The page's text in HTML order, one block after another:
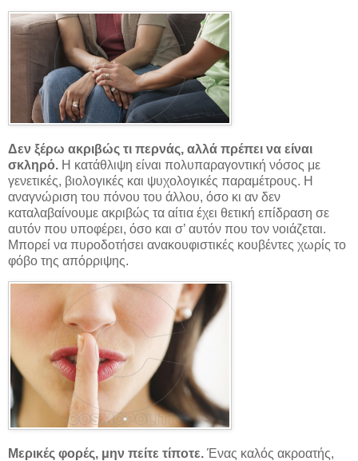
Δεν ξέρω ακριβώς τι περνάς, αλλά πρέπει να είναι
σκληρό. Η κατάθλιψη είναι πολυπαραγοντική νόσος με
γενετικές, βιολογικές και ψυχολογικές παραμέτρους. Η
αναγνώριση του πόνου του άλλου, όσο κι αν δεν
καταλαβαίνουμε ακριβώς τα αίτια έχει θετική επίδραση σε
αυτόν που υποφέρει, όσο και σ’ αυτόν που τον νοιάζεται.
Μπορεί να πυροδοτήσει ανακουφιστικές κουβέντες χωρίς το
φόβο της απόρριψης.
Μερικές φορές, μην πείτε τίποτε. Ένας καλός ακροατής,